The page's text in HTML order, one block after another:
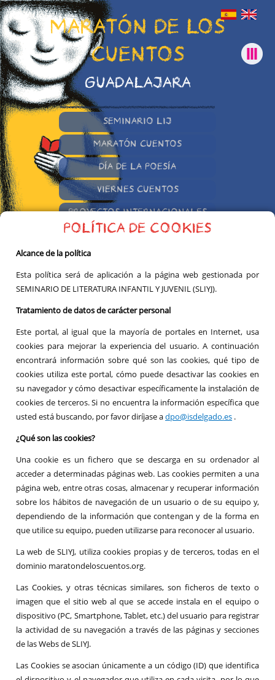
MARATÓN DE LOS
CUENTOS
GUADALAJARA
SEMINARIO LIJ
MARATÓN CUENTOS
DÍA DE LA POESÍA
VIERNES CUENTOS
PROYECTOS INTERNACIONALES
OTRAS INICIATIVAS
POLÍTICA DE COOKIES
Alcance de la política
Esta política será de aplicación a la página web gestionada por
SEMINARIO DE LITERATURA INFANTIL Y JUVENIL (SLIYJ).
Tratamiento de datos de carácter personal
Este portal, al igual que la mayoría de portales en Internet, usa
cookies para mejorar la experiencia del usuario. A continuación
encontrará información sobre qué son las cookies, qué tipo de
cookies utiliza este portal, cómo puede desactivar las cookies en
su navegador y cómo desactivar específicamente la instalación de
cookies de terceros. Si no encuentra la información específica que
usted está buscando, por favor diríjase adpo@isdelgado.es .
¿Qué son las cookies?
Una cookie es un fichero que se descarga en su ordenador al
acceder a determinadas páginas web. Las cookies permiten a una
página web, entre otras cosas, almacenar y recuperar información
sobre los hábitos de navegación de un usuario o de su equipo y,
dependiendo de la información que contengan y de la forma en
que utilice su equipo, pueden utilizarse para reconocer al usuario.
La web de SLIYJ, utiliza cookies propias y de terceros, todas en el
dominio maratondeloscuentos.org.
Las Cookies, y otras técnicas similares, son ficheros de texto o
imagen que el sitio web al que se accede instala en el equipo o
dispositivo (PC, Smartphone, Tablet, etc.) del usuario para registrar
la actividad de su navegación a través de las páginas y secciones
de las Webs de SLIYJ.
Las Cookies se asocian únicamente a un código (ID) que identifica